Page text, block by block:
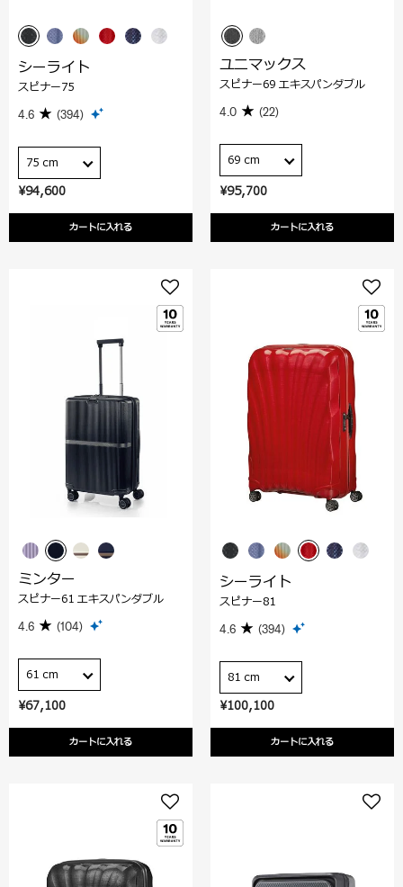
¥94,600
カートに入れる
シーライト
スピナー75
4.6 (394)
75 cm
¥95,700
カートに入れる
ユニマックス
スピナー69 エキスパンダブル
4.0 (22)
69 cm
¥67,100
カートに入れる
ミンター
スピナー61 エキスパンダブル
4.6 (104)
61 cm
¥100,100
カートに入れる
シーライト
スピナー81
4.6 (394)
81 cm